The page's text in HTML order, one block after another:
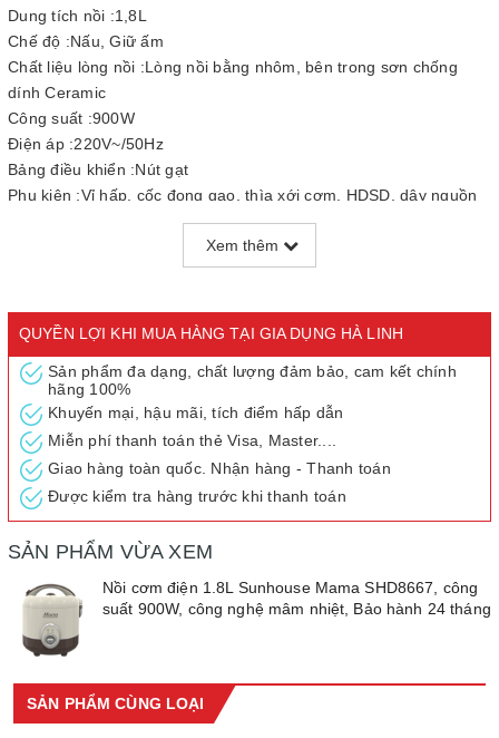
Dung tích nồi :1,8L
Chế độ :Nấu, Giữ ấm
Chất liệu lòng nồi :Lòng nồi bằng nhôm, bên trong sơn chống
dính Ceramic
Công suất :900W
Điện áp :220V~/50Hz
Bảng điều khiển :Nút gạt
Phụ kiện :Vỉ hấp, cốc đong gạo, thìa xới cơm, HDSD, dây nguồn
Thương hiệu :SUNHOUSE MAMA
Số người ăn :4 - 6 người
Nồi cơm điện 1.8L Sunhouse Mama SHD8667
bữa cơm dẻo ngon, chuẩn vị cho gia đình. Sản phẩm có thiết kế
hiện đại, vỏ nhựa cao cấp chịu nhiệt, dung tích 1.8 lít phù hợp
cho 4–6 người, dễ dàng đáp ứng nhu cầu nấu nướng hằng ngày.
tỏa nhiệt đều giúp cơm chín nhanh, ngon như nấu bằng niêu đất.
Cùng xửng hấp tiện lợi và chế độ ủ ấm đến 8 giờ,nồi cơm điện
1.8L Sunhouse Mama SHD8667mang lại trải nghiệm nấu cơm
hiện đại, tiện lợi và bền bỉ cho mọi gia đình.
Xem thêm
QUYỀN LỢI KHI MUA HÀNG TẠI GIA DỤNG HÀ LINH
Sản phẩm đa dạng, chất lượng đảm bảo, cam kết chính
hãng 100%
Khuyến mại, hậu mãi, tích điểm hấp dẫn
Miễn phí thanh toán thẻ Visa, Master....
Giao hàng toàn quốc. Nhận hàng - Thanh toán
Được kiểm tra hàng trước khi thanh toán
SẢN PHẨM VỪA XEM
Nồi cơm điện 1.8L Sunhouse Mama SHD8667, công
suất 900W, công nghệ mâm nhiệt, Bảo hành 24 tháng
SẢN PHẨM CÙNG LOẠI